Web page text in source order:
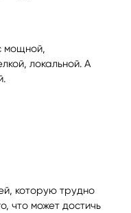
мощной,
локальной. А
которую трудно
что может достичь